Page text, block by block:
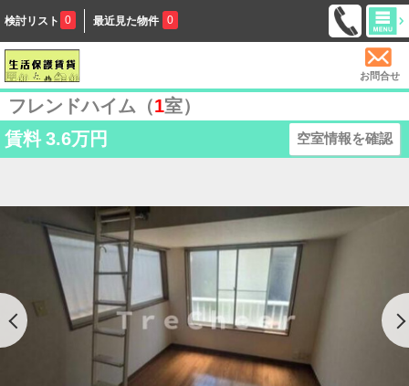
検討リスト 0 最近見た物件 0
お問合せ
フレンドハイム（1室）
賃料 3.6万円 空室情報を確認